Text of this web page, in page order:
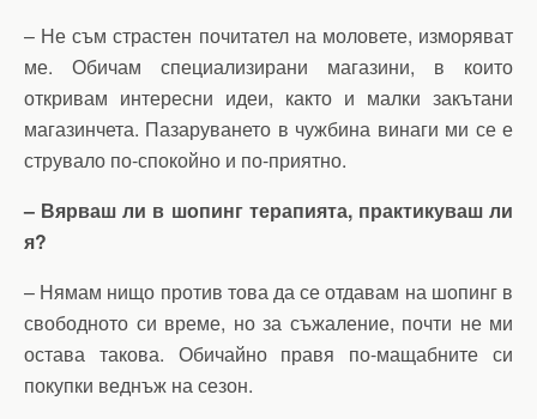
– Не съм страстен почитател на моловете, изморяват
ме. Обичам специализирани магазини, в които
откривам интересни идеи, както и малки закътани
магазинчета. Пазаруването в чужбина винаги ми се е
струвало по-спокойно и по-приятно.
– Вярваш ли в шопинг терапията, практикуваш ли
я?
– Нямам нищо против това да се отдавам на шопинг в
свободното си време, но за съжаление, почти не ми
остава такова. Обичайно правя по-мащабните си
покупки веднъж на сезон.